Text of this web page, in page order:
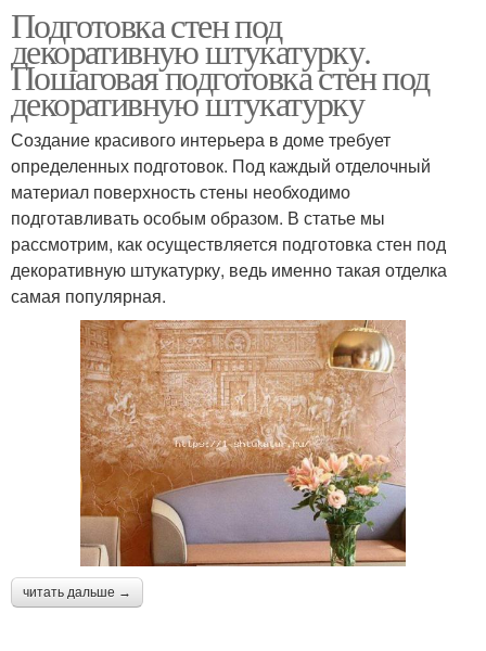
Подготовка стен под
декоративную штукатурку.
Пошаговая подготовка стен под
декоративную штукатурку
Создание красивого интерьера в доме требует
определенных подготовок. Под каждый отделочный
материал поверхность стены необходимо
подготавливать особым образом. В статье мы
рассмотрим, как осуществляется подготовка стен под
декоративную штукатурку, ведь именно такая отделка
самая популярная.
читать дальше →